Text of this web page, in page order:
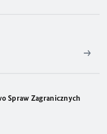
Spraw Zagranicznych